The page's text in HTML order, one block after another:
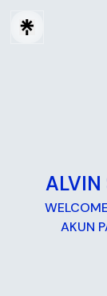
ALVIN
AKUN